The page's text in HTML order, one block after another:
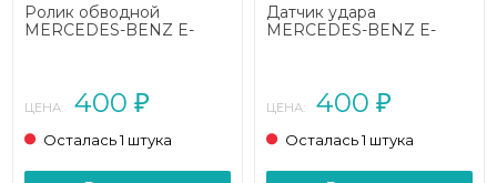
Ролик обводной
MERCEDES-BENZ E-
ЦЕНА: 400 ₽
Осталась 1 штука
Датчик удара
MERCEDES-BENZ E-
ЦЕНА: 400 ₽
Осталась 1 штука